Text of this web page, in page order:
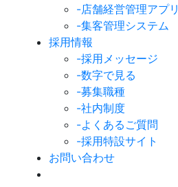
-店舗経営管理アプリ
-集客管理システム
採用情報
-採用メッセージ
-数字で見る
-募集職種
-社内制度
-よくあるご質問
-採用特設サイト
お問い合わせ